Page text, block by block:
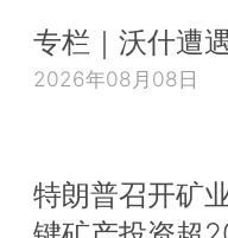
专栏｜沃什遭
2026年08月08日
特朗普召开矿